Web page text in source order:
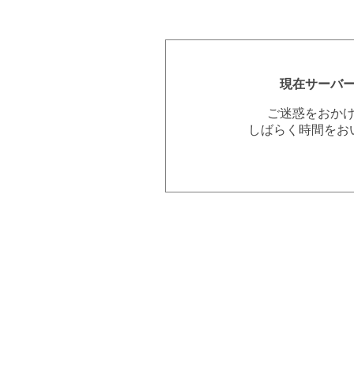
現在サーバ
ご迷惑をおか
しばらく時間を